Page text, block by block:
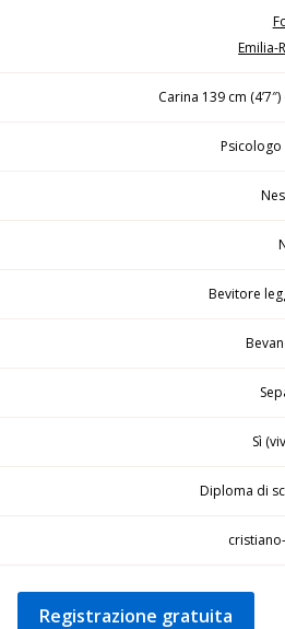
Emilia-
Carina 139 cm
Psicologo
Bevitore
Sì
Diploma di
Registrazione gratuita